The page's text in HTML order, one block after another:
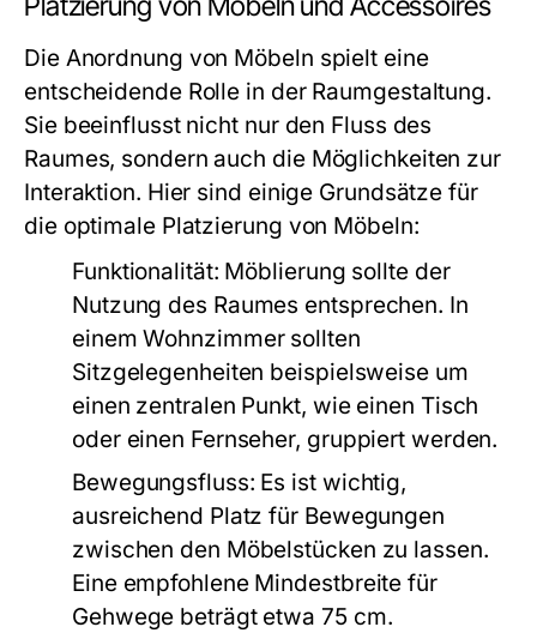
Die Anordnung von Möbeln spielt eine
entscheidende Rolle in der Raumgestaltung.
Sie beeinflusst nicht nur den Fluss des
Raumes, sondern auch die Möglichkeiten zur
Interaktion. Hier sind einige Grundsätze für
die optimale Platzierung von Möbeln:
Funktionalität: Möblierung sollte der
Nutzung des Raumes entsprechen. In
einem Wohnzimmer sollten
Sitzgelegenheiten beispielsweise um
einen zentralen Punkt, wie einen Tisch
oder einen Fernseher, gruppiert werden.
Bewegungsfluss: Es ist wichtig,
ausreichend Platz für Bewegungen
zwischen den Möbelstücken zu lassen.
Eine empfohlene Mindestbreite für
Gehwege beträgt etwa 75 cm.